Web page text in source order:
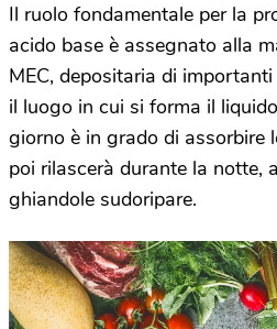
Il ruolo fondamentale per la
acido base è assegnato alla
MEC, depositaria di
il luogo in cui si forma il
giorno è in grado di assorbire
poi rilascerà durante la notte,
ghiandole sudoripare.